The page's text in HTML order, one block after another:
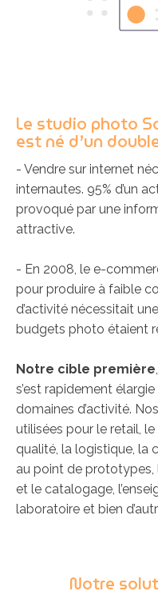
Le studio photo
est né d’un
- Vendre sur internet
internautes. 95% d’un
provoqué par une
attractive.
- En 2008, le e-
pour produire à faible
d’activité nécessitait
budgets photo étaient
Notre cible première
s’est rapidement
domaines d’activité.
utilisées pour le retail,
qualité, la logistique, la
au point de prototypes,
et le catalogage,
laboratoire et bien
Notre